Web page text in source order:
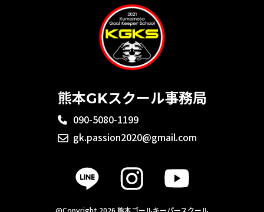
熊本GKスクール事務局
090-5080-1199
gk.passion2020@gmail.com
@Copyright 2026 熊本ゴールキーパースクール